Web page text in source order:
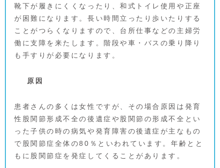
靴下が履きにくくなったり、和式トイレ使用や正座
が困難になります。長い時間立ったり歩いたりする
ことがつらくなりますので、台所仕事などの主婦労
働に支障を来たします。階段や車・バスの乗り降り
も手すりが必要になります。
原因
患者さんの多くは女性ですが、その場合原因は発育
性股関節形成不全の後遺症や股関節の形成不全とい
った子供の時の病気や発育障害の後遺症が主なもの
で股関節症全体の80％といわれています。年齢とと
もに股関節症を発症してくることがあります。